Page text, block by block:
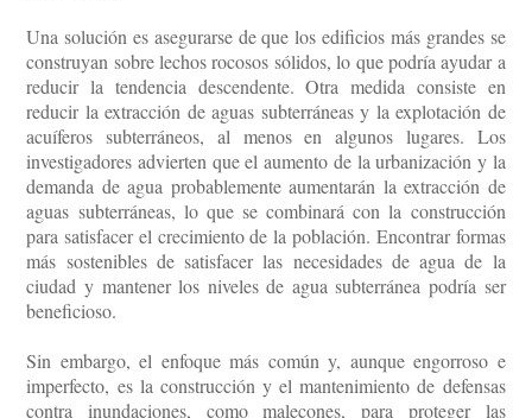
Una solución es asegurarse de que los edificios más grandes se
construyan sobre lechos rocosos sólidos, lo que podría ayudar a
reducir la tendencia descendente. Otra medida consiste en
reducir la extracción de aguas subterráneas y la explotación de
acuíferos subterráneos, al menos en algunos lugares. Los
investigadores advierten que el aumento de la urbanización y la
demanda de agua probablemente aumentarán la extracción de
aguas subterráneas, lo que se combinará con la construcción
para satisfacer el crecimiento de la población. Encontrar formas
más sostenibles de satisfacer las necesidades de agua de la
ciudad y mantener los niveles de agua subterránea podría ser
beneficioso.
Sin embargo, el enfoque más común y, aunque engorroso e
imperfecto, es la construcción y el mantenimiento de defensas
contra inundaciones, como malecones, para proteger las